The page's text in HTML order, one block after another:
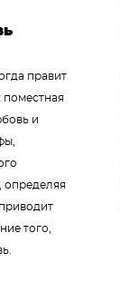
правит
поместная
и
определяя
того,